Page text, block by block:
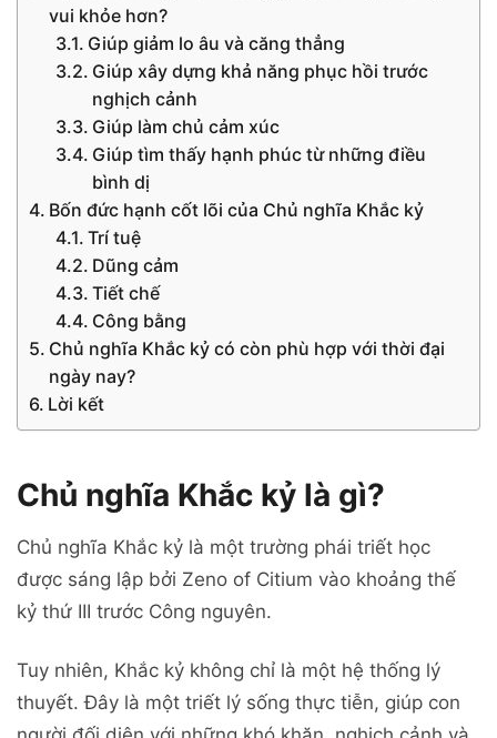
vui khỏe hơn?
Giúp giảm lo âu và căng thẳng
Giúp xây dựng khả năng phục hồi trước
nghịch cảnh
Giúp làm chủ cảm xúc
Giúp tìm thấy hạnh phúc từ những điều
bình dị
Bốn đức hạnh cốt lõi của Chủ nghĩa Khắc kỷ
Trí tuệ
Dũng cảm
Tiết chế
Công bằng
Chủ nghĩa Khắc kỷ có còn phù hợp với thời đại
ngày nay?
Lời kết
Chủ nghĩa Khắc kỷ là gì?
Chủ nghĩa Khắc kỷ là một trường phái triết học
được sáng lập bởi Zeno of Citium vào khoảng thế
kỷ thứ III trước Công nguyên.
Tuy nhiên, Khắc kỷ không chỉ là một hệ thống lý
thuyết. Đây là một triết lý sống thực tiễn, giúp con